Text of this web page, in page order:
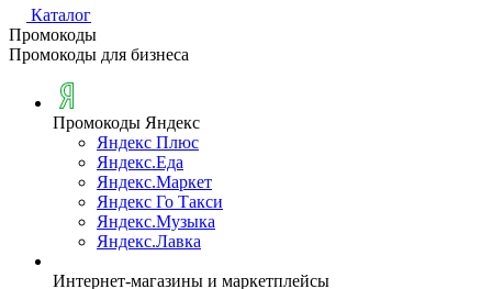
Каталог
Промокоды
Промокоды для бизнеса
Промокоды Яндекс
Яндекс Плюс
Яндекс.Еда
Яндекс.Маркет
Яндекс Го Такси
Яндекс.Музыка
Яндекс.Лавка
Интернет-магазины и маркетплейсы